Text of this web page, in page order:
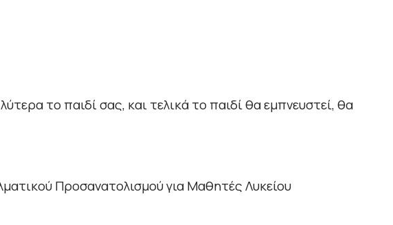
το παιδί σας, και τελικά το παιδί θα εμπνευστεί, θα
Προσανατολισμού για Μαθητές Λυκείου